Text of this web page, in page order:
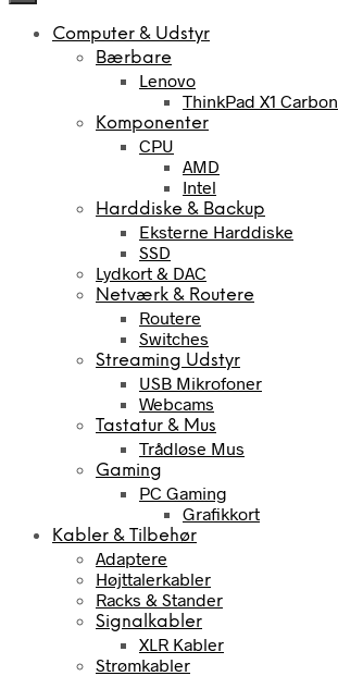
Computer & Udstyr
Bærbare
Lenovo
ThinkPad X1 Carbon
Komponenter
CPU
AMD
Intel
Harddiske & Backup
Eksterne Harddiske
SSD
Lydkort & DAC
Netværk & Routere
Routere
Switches
Streaming Udstyr
USB Mikrofoner
Webcams
Tastatur & Mus
Trådløse Mus
Gaming
PC Gaming
Grafikkort
Kabler & Tilbehør
Adaptere
Højttalerkabler
Racks & Stander
Signalkabler
XLR Kabler
Strømkabler